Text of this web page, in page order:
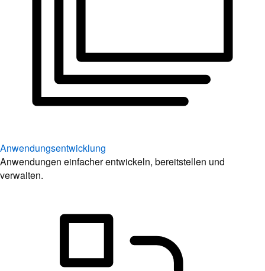
Anwendungsentwicklung
Anwendungen einfacher entwickeln, bereitstellen und
verwalten.